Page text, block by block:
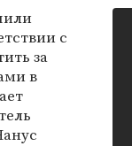
с
за
в